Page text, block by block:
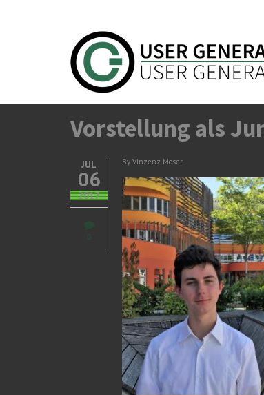
Vorstellung als
JUL
06
2017
By Vinzenz Moser